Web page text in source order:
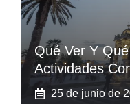
Qué Ver Y
Actividades
25 de junio de